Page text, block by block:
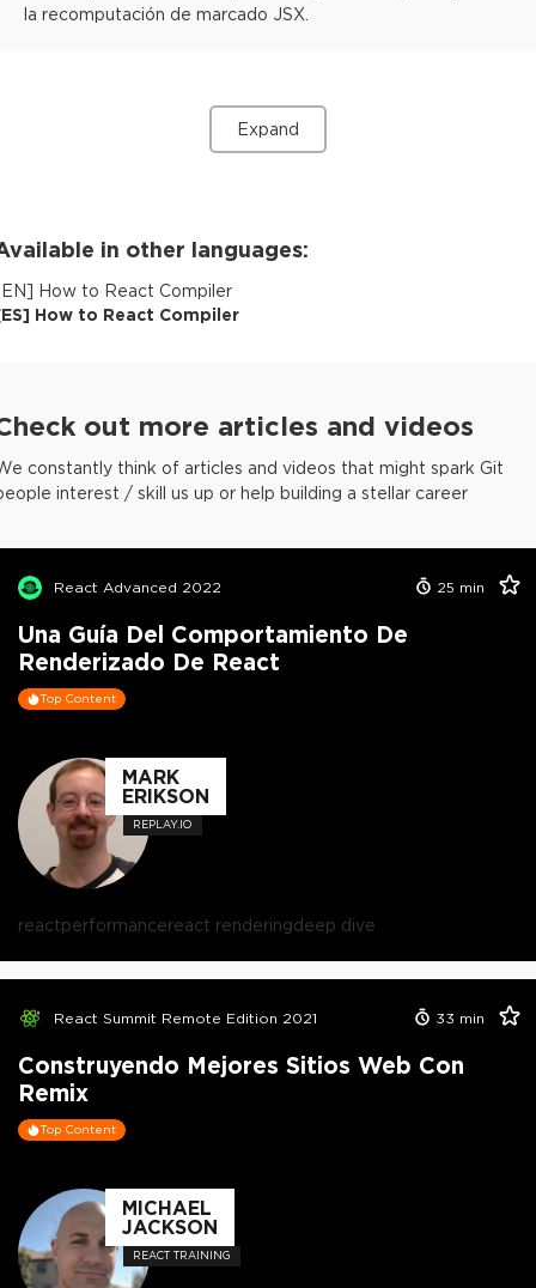
la recomputación de marcado JSX.
Expand
in other languages:
EN] How to React Compiler
ES] How to React Compiler
out more articles and videos
constantly think of articles and videos that might spark Git
interest / skill us up or help building a stellar career
React Advanced 2022 25 min
Una Guía Del Comportamiento De
Renderizado De React
Top Content
MARK
ERIKSON
REPLAY.IO
reactperformancereact renderingdeep dive
React Summit Remote Edition 2021 33 min
Construyendo Mejores Sitios Web Con
Remix
Top Content
MICHAEL
JACKSON
REACT TRAINING